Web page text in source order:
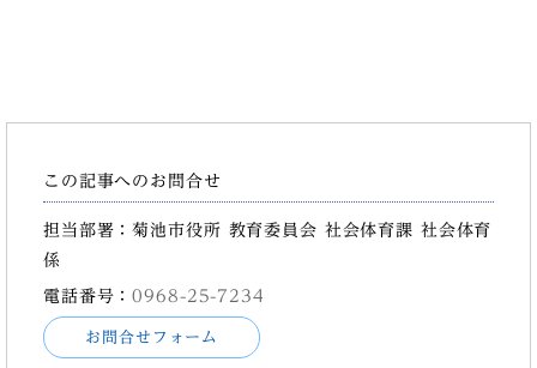
この記事へのお問合せ
担当部署：菊池市役所 教育委員会 社会体育課 社会体育
係
電話番号：0968-25-7234
お問合せフォーム